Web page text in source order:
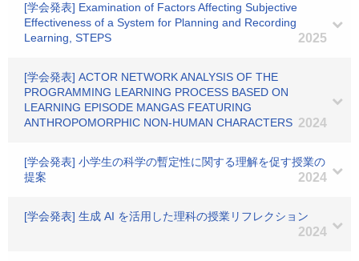
[学会発表] Examination of Factors Affecting Subjective
Effectiveness of a System for Planning and Recording
Learning, STEPS
2025
[学会発表] ACTOR NETWORK ANALYSIS OF THE
PROGRAMMING LEARNING PROCESS BASED ON
LEARNING EPISODE MANGAS FEATURING
ANTHROPOMORPHIC NON-HUMAN CHARACTERS 2024
[学会発表] 小学生の科学の暫定性に関する理解を促す授業の
提案
2024
[学会発表] 生成 AI を活用した理科の授業リフレクション
2024